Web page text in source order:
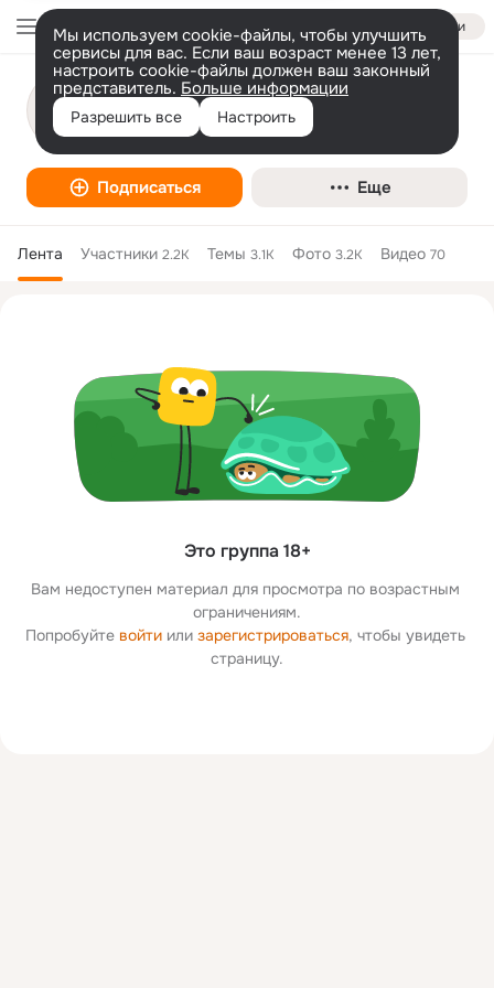
Войти
Мы используем cookie-файлы, чтобы улучшить
сервисы для вас. Если ваш возраст менее 13 лет,
настроить cookie-файлы должен ваш законный
представитель. Больше информации
Разрешить все Настроить
Эс Класс Клиник Брянск — медицинский
центр
Медицинский центр
Подписаться Еще
Лента Участники 2.2K Темы 3.1K Фото 3.2K Видео 70
Это группа 18+
Вам недоступен материал для просмотра по возрастным
ограничениям.
Попробуйте войти или зарегистрироваться, чтобы увидеть
страницу.